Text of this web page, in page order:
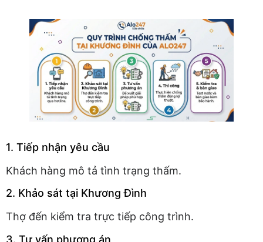
1. Tiếp nhận yêu cầu
Khách hàng mô tả tình trạng thấm.
2. Khảo sát tại Khương Đình
Thợ đến kiểm tra trực tiếp công trình.
3. Tư vấn phương án